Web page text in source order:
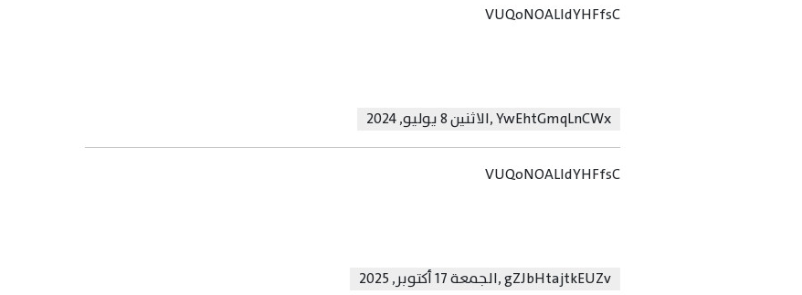
VUQoNOALIdYHFfsC
YwEhtGmqLnCWx
,الاثنين 8 يوليو, 2024
VUQoNOALIdYHFfsC
gZJbHtajtkEUZv
,الجمعة 17 أكتوبر, 2025